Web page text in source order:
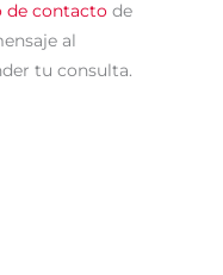
de contacto de
al
tu consulta.